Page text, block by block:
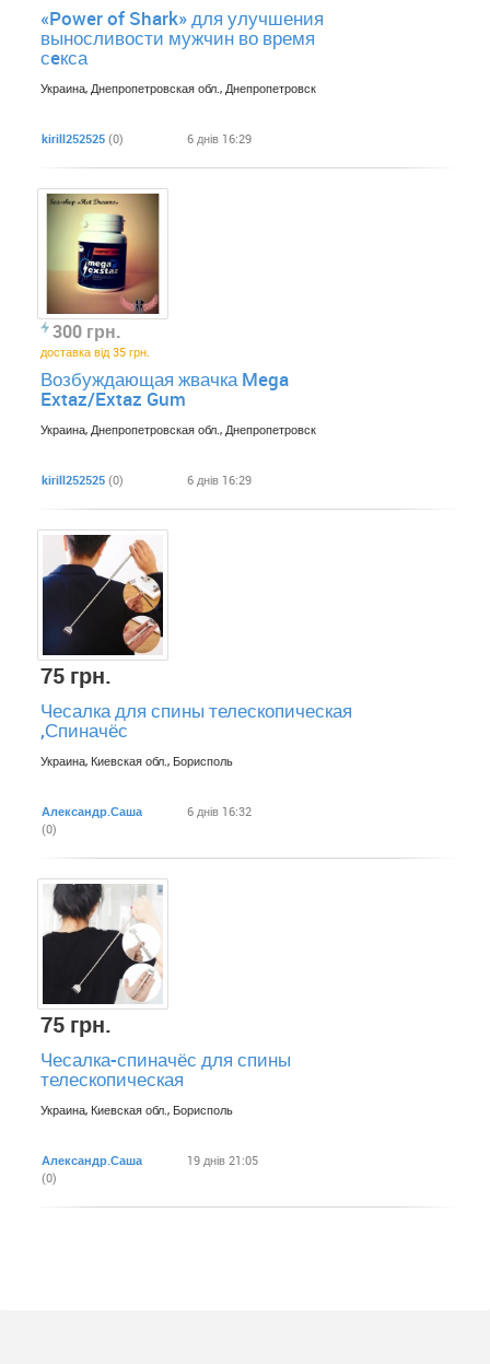
«Power of Shark» для улучшения
выносливости мужчин во время
сeкса
Украина, Днепропетровская обл., Днепропетровск
kirill252525 (0) 6 днів 16:29
300 грн.
доставка від 35 грн.
Возбуждающая жвачка Mega
Extaz/Extaz Gum
Украина, Днепропетровская обл., Днепропетровск
kirill252525 (0) 6 днів 16:29
75 грн.
Чесалка для спины телескопическая
,Спиначёс
Украина, Киевская обл., Борисполь
Александр.Саша
(0)
6 днів 16:32
75 грн.
Чесалка-спиначёс для спины
телескопическая
Украина, Киевская обл., Борисполь
Александр.Саша
(0)
19 днів 21:05